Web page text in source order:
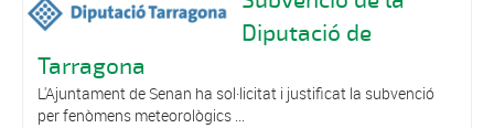
Diputació de
Tarragona
L'Ajuntament de Senan ha sol·licitat i justificat la subvenció
per fenòmens meteorològics ...